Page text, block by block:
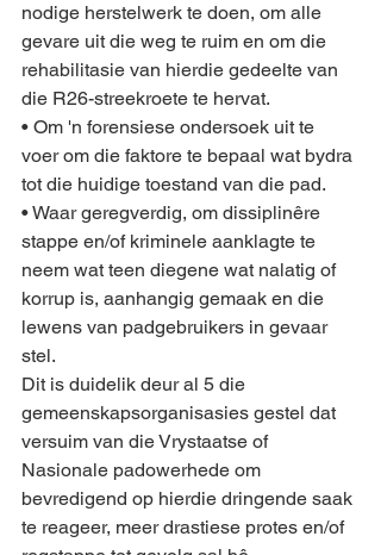
nodige herstelwerk te doen, om alle
gevare uit die weg te ruim en om die
rehabilitasie van hierdie gedeelte van
die R26-streekroete te hervat.
• Om 'n forensiese ondersoek uit te
voer om die faktore te bepaal wat bydra
tot die huidige toestand van die pad.
• Waar geregverdig, om dissiplinêre
stappe en/of kriminele aanklagte te
neem wat teen diegene wat nalatig of
korrup is, aanhangig gemaak en die
lewens van padgebruikers in gevaar
stel.
Dit is duidelik deur al 5 die
gemeenskapsorganisasies gestel dat
versuim van die Vrystaatse of
Nasionale padowerhede om
bevredigend op hierdie dringende saak
te reageer, meer drastiese protes en/of